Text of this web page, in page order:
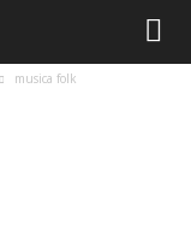
musica folk